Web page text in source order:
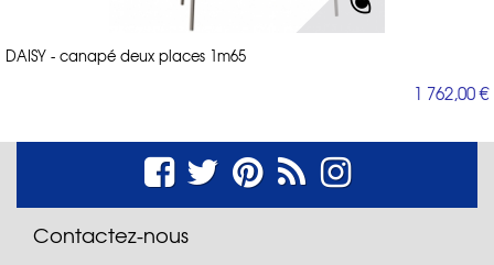
DAISY - canapé deux places 1m65
1 762,00 €
Contactez-nous